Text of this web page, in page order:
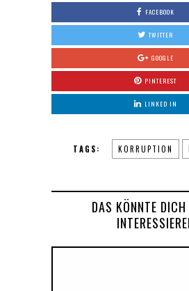
FACEBOOK
TWITTER
GOOGLE
PINTEREST
LINKED IN
TAGS: KORRUPTION
DAS KÖNNTE